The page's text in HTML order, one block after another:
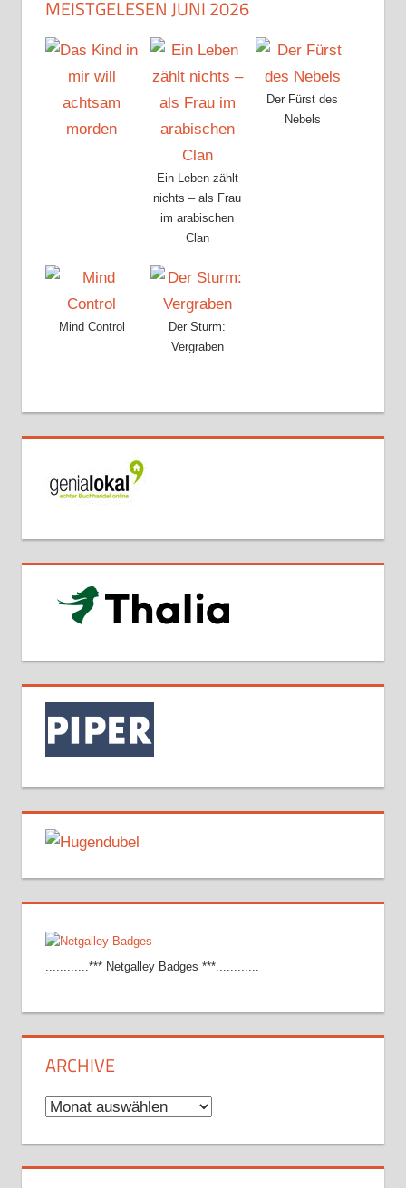
MEISTGELESEN JUNI 2026
Ein Leben zählt
nichts – als Frau
im arabischen
Clan
Der Fürst des
Nebels
Mind Control
Der Sturm:
Vergraben
............*** Netgalley Badges ***............
ARCHIVE
Archive